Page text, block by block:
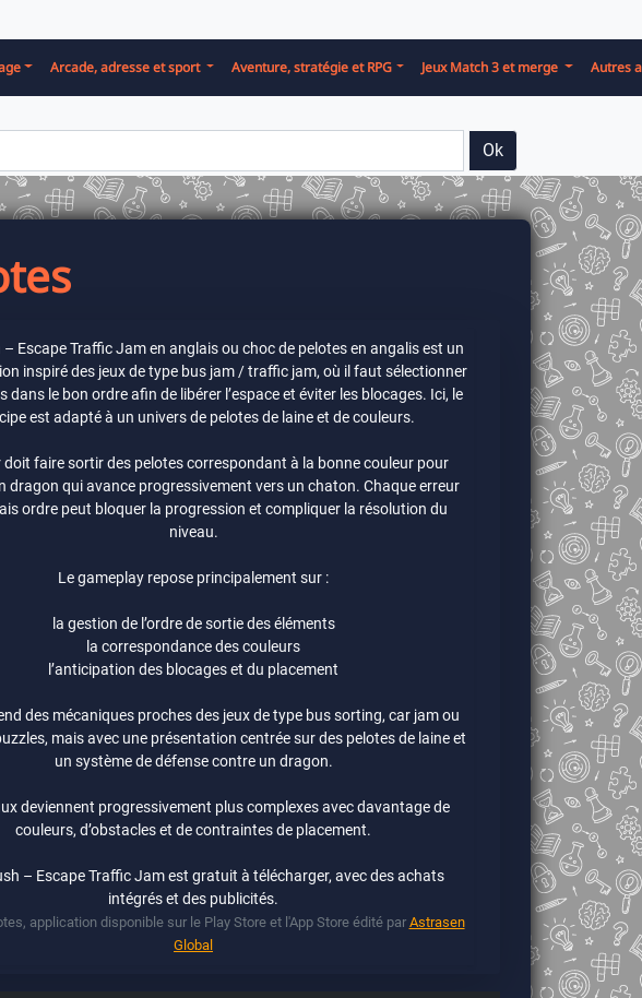
Arcade, adresse et sport Aventure, stratégie et RPG Jeux Match 3 et merge Autres
Ok
– Escape Traffic Jam en anglais ou choc de pelotes en angalis est un
inspiré des jeux de type bus jam / traffic jam, où il faut sélectionner
dans le bon ordre afin de libérer l’espace et éviter les blocages. Ici, le
est adapté à un univers de pelotes de laine et de couleurs.
doit faire sortir des pelotes correspondant à la bonne couleur pour
dragon qui avance progressivement vers un chaton. Chaque erreur
ordre peut bloquer la progression et compliquer la résolution du
niveau.
Le gameplay repose principalement sur :
la gestion de l’ordre de sortie des éléments
la correspondance des couleurs
l’anticipation des blocages et du placement
des mécaniques proches des jeux de type bus sorting, car jam ou
mais avec une présentation centrée sur des pelotes de laine et
un système de défense contre un dragon.
deviennent progressivement plus complexes avec davantage de
couleurs, d’obstacles et de contraintes de placement.
– Escape Traffic Jam est gratuit à télécharger, avec des achats
intégrés et des publicités.
application disponible sur le Play Store et l'App Store édité parAstrasen
Global